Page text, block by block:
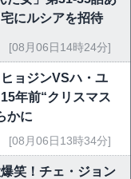
にルシアを招待
[08月06日14時24分]
ョジンVSハ・ユ
年前“クリスマス
かに
[08月06日13時34分]
笑！チェ・ジョン